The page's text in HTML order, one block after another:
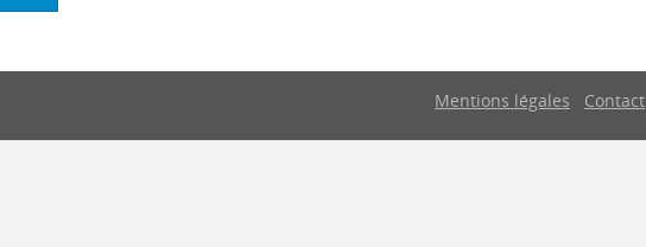
Mentions légales Contact